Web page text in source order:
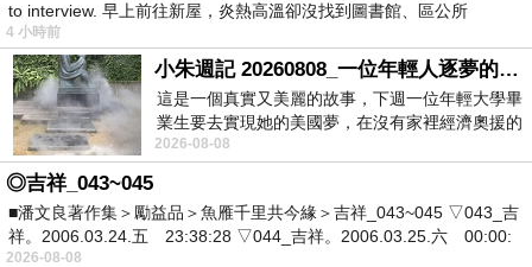
商品訊息描述:
【TIME ART】靜音機芯三聯式時鐘 無框畫鐘 二畫一鐘掛鐘
30*40*2.5cm R3-071
現代創意時尚無框畫鐘.無框畫.圖案豐富多樣.佈置您的愛家.與臥室首選
to interview. 早上前往新屋，炎熱高溫卻沒找到圖書館、區公所
4 小時前
小朱週記 20260808_一位年輕人逐夢的真實故事
這是一個真實又美麗的故事，下週一位年輕大學畢
業生要去實現她的美國夢，在沒有家裡經濟奧援的
情況下，靠著自我努力工作累積出國基
2026-08-08
◎吉祥_043~045
■潘文良著作集＞勵益品＞魚雁千里共今緣＞吉祥_043~045 ▽043_吉
祥。2006.03.24.五 23:38:28 ▽044_吉祥。2006.03.25.六 00:00:
2026-08-08